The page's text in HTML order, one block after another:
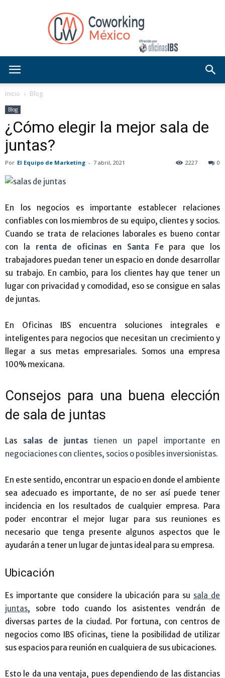
OficinasIBS
Inicio Blog
Blog
¿Cómo elegir la mejor sala de
juntas?
Por El Equipo de Marketing - 7 abril, 2021 0
2227
En los negocios es importante establecer relaciones
confiables con los miembros de su equipo, clientes y socios.
Cuando se trata de relaciones laborales es bueno contar
con la renta de oficinas en Santa Fepara que los
trabajadores puedan tener un espacio en donde desarrollar
su trabajo. En cambio, para los clientes hay que tener un
lugar con privacidad y comodidad, eso se consigue en salas
de juntas.
En Oficinas IBS encuentra soluciones integrales e
inteligentes para negocios que necesitan un crecimiento y
llegar a sus metas empresariales. Somos una empresa
100% mexicana.
Consejos para una buena elección
de sala de juntas
Las salas de juntas tienen un papel importante en
negociaciones con clientes, socios o posibles inversionistas.
En este sentido, encontrar un espacio en donde el ambiente
sea adecuado es importante, de no ser así puede tener
incidencia en los resultados de cualquier empresa. Para
poder encontrar el mejor lugar para sus reuniones es
necesario que tenga presente algunos aspectos que le
ayudarán a tener un lugar de juntas ideal para su empresa.
Ubicación
Es importante que considere la ubicación para su sala de
juntas, sobre todo cuando los asistentes vendrán de
diversas partes de la ciudad. Por fortuna, con centros de
negocios como IBS oficinas, tiene la posibilidad de utilizar
sus espacios para reunión en cualquiera de sus ubicaciones.
Esto le da una ventaja, pues dependiendo de las distancias